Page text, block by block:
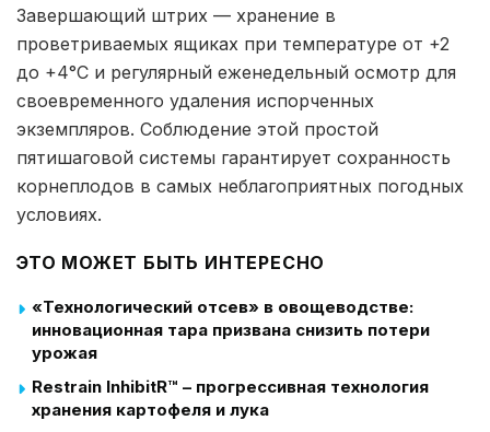
Завершающий штрих — хранение в
проветриваемых ящиках при температуре от +2
до +4°C и регулярный еженедельный осмотр для
своевременного удаления испорченных
экземпляров. Соблюдение этой простой
пятишаговой системы гарантирует сохранность
корнеплодов в самых неблагоприятных погодных
условиях.
ЭТО МОЖЕТ БЫТЬ ИНТЕРЕСНО
«Технологический отсев» в овощеводстве:
инновационная тара призвана снизить потери
урожая
Restrain InhibitR™ – прогрессивная технология
хранения картофеля и лука